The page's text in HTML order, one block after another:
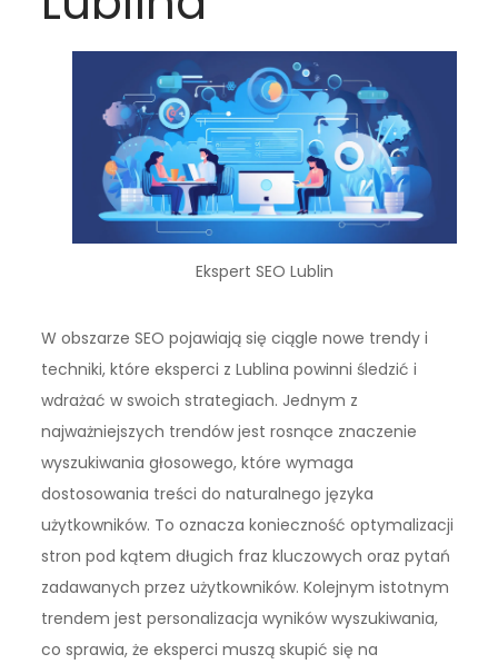
Ekspert SEO Lublin
W obszarze SEO pojawiają się ciągle nowe trendy i
techniki, które eksperci z Lublina powinni śledzić i
wdrażać w swoich strategiach. Jednym z
najważniejszych trendów jest rosnące znaczenie
wyszukiwania głosowego, które wymaga
dostosowania treści do naturalnego języka
użytkowników. To oznacza konieczność optymalizacji
stron pod kątem długich fraz kluczowych oraz pytań
zadawanych przez użytkowników. Kolejnym istotnym
trendem jest personalizacja wyników wyszukiwania,
co sprawia, że eksperci muszą skupić się na